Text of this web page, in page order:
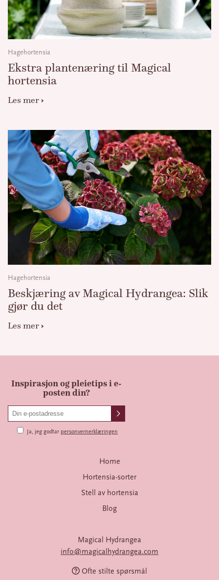
Hagehortensia
Ekstra plantenæring til Magical
hortensia
Les mer
Hagehortensia
Beskjæring av Magical Hydrangea: Slik
gjør du det
Les mer
Inspirasjon og pleietips i e-
posten din?
Ja, jeg godtar personvernerklæringen
Home
Hortensia-sorter
Stell av hortensia
Blog
Magical Hydrangea
info@magicalhydrangea.com
Ofte stilte spørsmål